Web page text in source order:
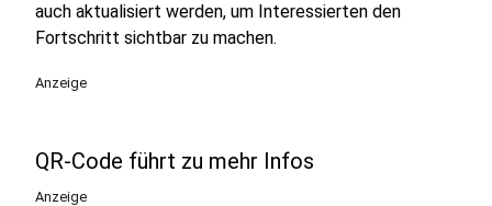
auch aktualisiert werden, um Interessierten den
Fortschritt sichtbar zu machen.
Anzeige
QR-Code führt zu mehr Infos
Anzeige